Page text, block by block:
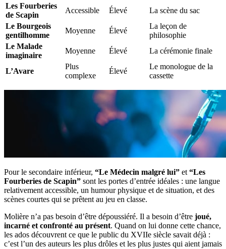
Les Fourberies
de Scapin
Accessible Élevé
La scène du sac
Le Bourgeois
gentilhomme
Moyenne Élevé
La leçon de
philosophie
Le Malade
imaginaire
Moyenne Élevé La cérémonie finale
L’Avare
Plus
complexe
Élevé
Le monologue de la
cassette
Pour le secondaire inférieur, “Le Médecin malgré lui” et “Les
Fourberies de Scapin” sont les portes d’entrée idéales : une langue
relativement accessible, un humour physique et de situation, et des
scènes courtes qui se prêtent au jeu en classe.
Molière n’a pas besoin d’être dépoussiéré. Il a besoin d’être joué,
incarné et confronté au présent. Quand on lui donne cette chance,
les ados découvrent ce que le public du XVIIe siècle savait déjà :
c’est l’un des auteurs les plus drôles et les plus justes qui aient jamais